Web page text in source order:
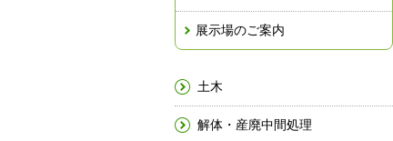
展示場のご案内
土木
解体・産廃中間処理